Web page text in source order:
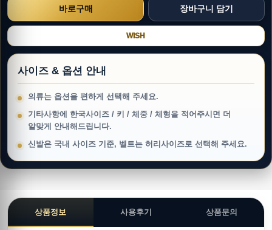
WISH
사이즈 & 옵션 안내
의류는 옵션을 편하게 선택해 주세요.
기타사항에 한국사이즈 / 키 / 체중 / 체형을 적어주시면 더
알맞게 안내해드립니다.
신발은 국내 사이즈 기준, 벨트는 허리사이즈로 선택해 주세요.
상품정보 사용후기 상품문의